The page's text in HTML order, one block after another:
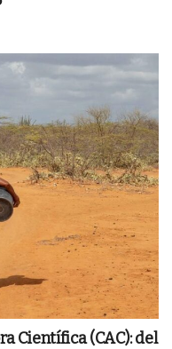
Científica (CAC): del